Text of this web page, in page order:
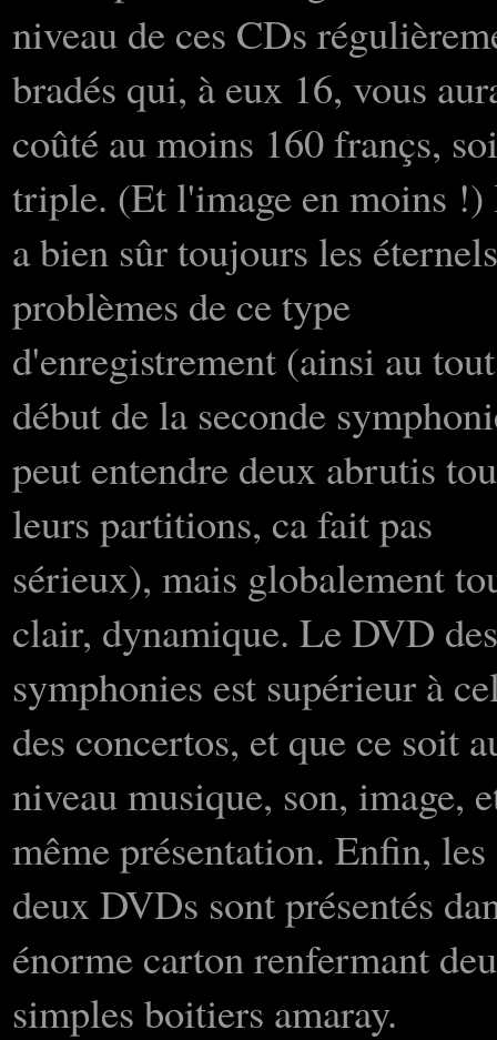
niveau de ces CDs
bradés qui, à eux 16, vous
coûté au moins 160 françs,
triple. (Et l'image en moins
a bien sûr toujours les éternels
problèmes de ce type
d'enregistrement (ainsi au tout
début de la seconde
peut entendre deux abrutis
leurs partitions, ca fait pas
sérieux), mais globalement
clair, dynamique. Le DVD des
symphonies est supérieur à
des concertos, et que ce soit
niveau musique, son, image,
même présentation. Enfin, les
deux DVDs sont présentés
énorme carton renfermant
simples boitiers amaray.